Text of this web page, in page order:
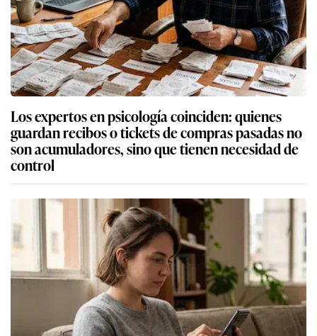
Los expertos en psicología coinciden: quienes
guardan recibos o tickets de compras pasadas no
son acumuladores, sino que tienen necesidad de
control